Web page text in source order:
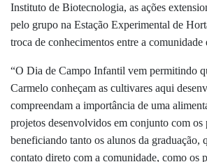
Instituto de Biotecnologia, as ações
pelo grupo na Estação Experimental de
troca de conhecimentos entre a comunidade
“O Dia de Campo Infantil vem permitindo
Carmelo conheçam as cultivares aqui
compreendam a importância de uma
projetos desenvolvidos em conjunto com os
beneficiando tanto os alunos da graduação,
contato direto com a comunidade, como os